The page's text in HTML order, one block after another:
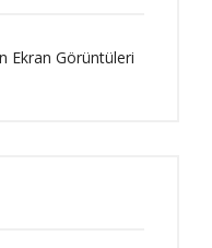
Ekran Görüntüleri